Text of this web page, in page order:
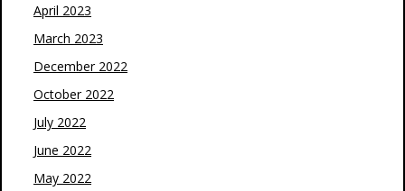
April 2023
March 2023
December 2022
October 2022
July 2022
June 2022
May 2022